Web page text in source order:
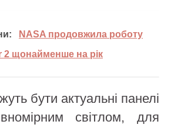
NASA продовжила роботу
2 щонайменше на рік
бути актуальні панелі
світлом, для